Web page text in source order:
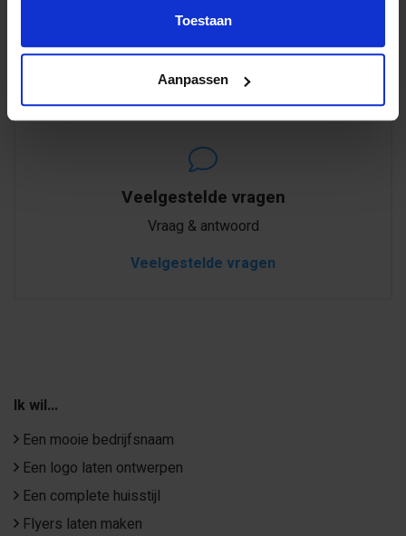
Toestaan
Aanpassen
E-mail
Binnen 24 uur een reactie
info@logomaken.nl
Veelgestelde vragen
Vraag & antwoord
Veelgestelde vragen
Ik wil...
Een mooie bedrijfsnaam
Een logo laten ontwerpen
Een complete huisstijl
Flyers laten maken